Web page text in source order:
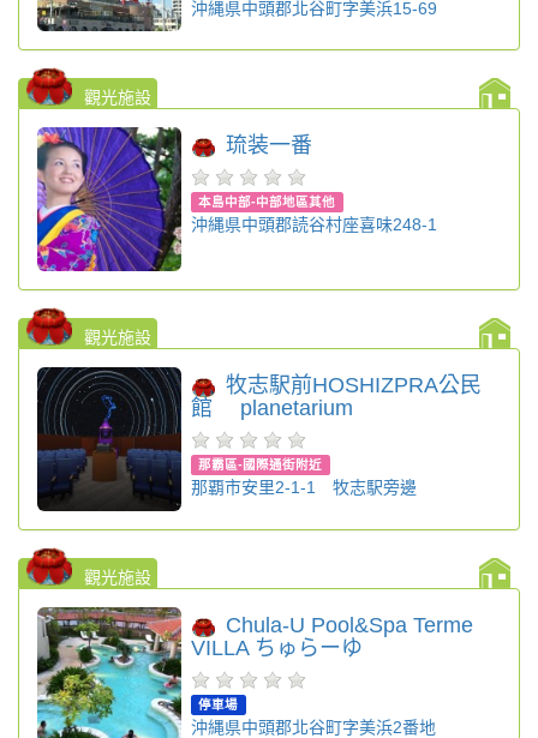
沖縄県中頭郡北谷町字美浜15-69
觀光施設
琉装一番
本島中部-中部地區其他
沖縄県中頭郡読谷村座喜味248-1
觀光施設
牧志駅前HOSHIZPRA公民
館 planetarium
那霸區-國際通街附近
那覇市安里2-1-1 牧志駅旁邊
觀光施設
Chula-U Pool&Spa Terme
VILLA ちゅらーゆ
停車場
沖縄県中頭郡北谷町字美浜2番地